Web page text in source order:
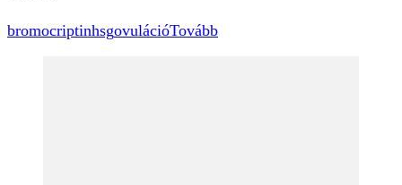
bromocriptinhsgovulációTovább